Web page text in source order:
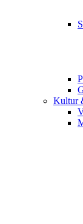
Kultur